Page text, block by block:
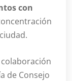
con
de Consejo